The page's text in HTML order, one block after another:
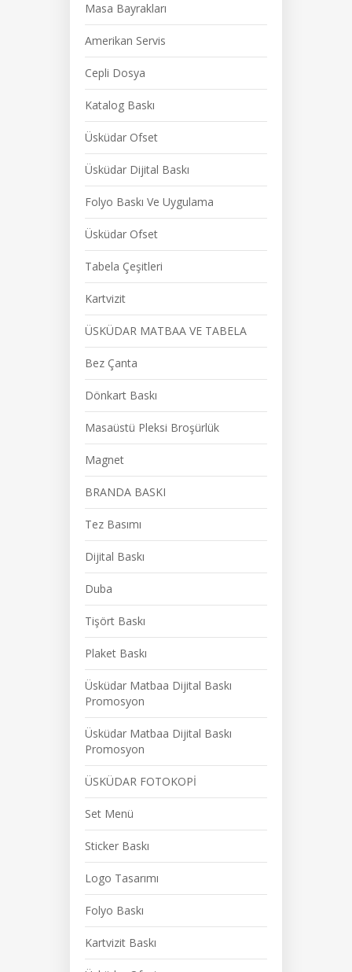
Masa Bayrakları
Amerikan Servis
Cepli Dosya
Katalog Baskı
Üsküdar Ofset
Üsküdar Dijital Baskı
Folyo Baskı Ve Uygulama
Üsküdar Ofset
Tabela Çeşitleri
Kartvizit
ÜSKÜDAR MATBAA VE TABELA
Bez Çanta
Dönkart Baskı
Masaüstü Pleksi Broşürlük
Magnet
BRANDA BASKI
Tez Basımı
Dijital Baskı
Duba
Tişört Baskı
Plaket Baskı
Üsküdar Matbaa Dijital Baskı
Promosyon
Üsküdar Matbaa Dijital Baskı
Promosyon
ÜSKÜDAR FOTOKOPİ
Set Menü
Sticker Baskı
Logo Tasarımı
Folyo Baskı
Kartvizit Baskı